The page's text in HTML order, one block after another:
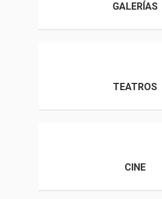
GALERÍAS
TEATROS
CINE